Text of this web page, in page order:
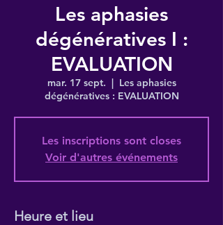
Les aphasies
dégénératives I :
EVALUATION
mar. 17 sept.
  |
Les aphasies
dégénératives : EVALUATION
Les inscriptions sont closes
Voir d'autres événements
Heure et lieu